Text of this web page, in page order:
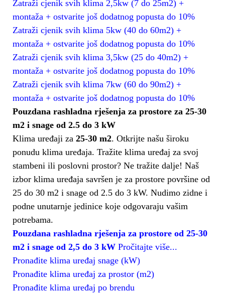
Zatraži cjenik svih klima 2,5kw (7 do 25m2) +
montaža + ostvarite još dodatnog popusta do 10%
Zatraži cjenik svih klima 5kw (40 do 60m2) +
montaža + ostvarite još dodatnog popusta do 10%
Zatraži cjenik svih klima 3,5kw (25 do 40m2) +
montaža + ostvarite još dodatnog popusta do 10%
Zatraži cjenik svih klima 7kw (60 do 90m2) +
montaža + ostvarite još dodatnog popusta do 10%
Pouzdana rashladna rješenja za prostore za 25-30
m2 i snage od 2.5 do 3 kW
Klima uređaji za 25-30 m2. Otkrijte našu široku
ponudu klima uređaja. Tražite klima uređaj za svoj
stambeni ili poslovni prostor? Ne tražite dalje! Naš
izbor klima uređaja savršen je za prostore površine od
25 do 30 m2 i snage od 2.5 do 3 kW. Nudimo zidne i
podne unutarnje jedinice koje odgovaraju vašim
potrebama.
Pouzdana rashladna rješenja za prostore od 25-30
m2 i snage od 2,5 do 3 kW Pročitajte više...
Pronađite klima uređaj snage (kW)
Pronađite klima uređaj za prostor (m2)
Pronađite klima uređaj po brendu